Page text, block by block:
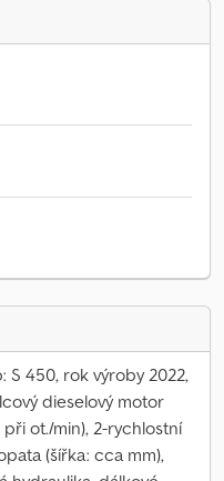
S 450, rok výroby 2022,
dieselový motor
při ot./min), 2-rychlostní
(šířka: cca mm),